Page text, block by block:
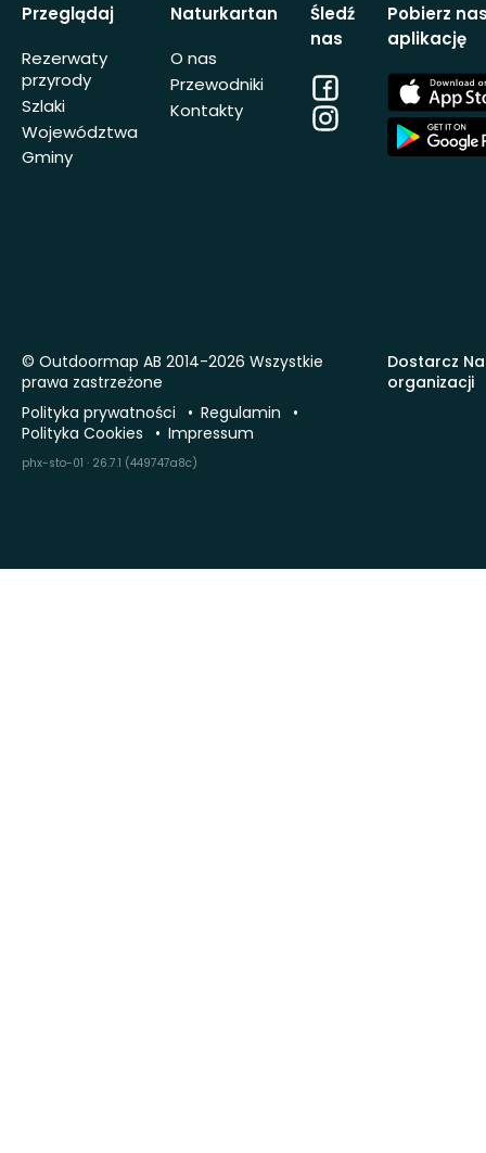
Przeglądaj
Rezerwaty
przyrody
Szlaki
Województwa
Gminy
Naturkartan
O nas
Przewodniki
Kontakty
Śledź
nas
Facebook
Instagram
Pobierz
aplikację
App
Store
App
Store
Dostarcz
organizacji
© Outdoormap AB 2014-2026 Wszystkie
prawa zastrzeżone
Polityka prywatności
Regulamin
Polityka Cookies
Impressum
phx-sto-01 · 26.7.1 (449747a8c)